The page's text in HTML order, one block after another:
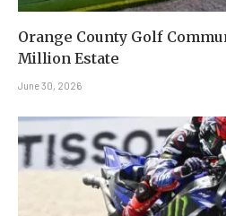
Orange County Golf
Million Estate
June 30, 2026